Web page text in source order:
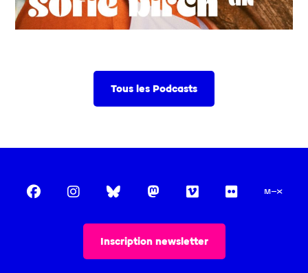
Tous les Podcasts
Inscription newsletter